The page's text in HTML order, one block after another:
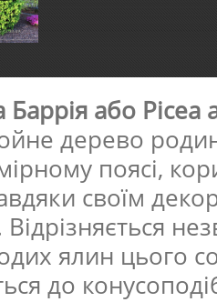
або Picea
дерево
поясі,
своїм
Відрізняється
ялин цього
до